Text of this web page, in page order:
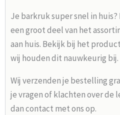
Je barkruk super snel in
een groot deel van het
aan huis. Bekijk bij het
wij houden dit nauwkeurig bij.
Wij verzenden je bestelling
je vragen of klachten over de
dan contact met ons op.